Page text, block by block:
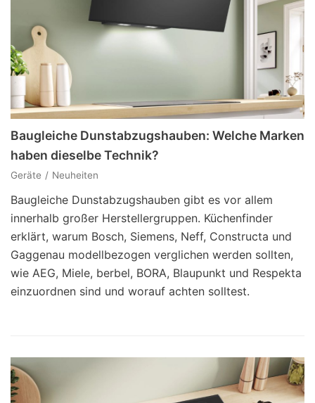
Baugleiche Dunstabzugshauben: Welche Marken
haben dieselbe Technik?
Geräte Neuheiten
Baugleiche Dunstabzugshauben gibt es vor allem
innerhalb großer Herstellergruppen. Küchenfinder
erklärt, warum Bosch, Siemens, Neff, Constructa und
Gaggenau modellbezogen verglichen werden sollten,
wie AEG, Miele, berbel, BORA, Blaupunkt und Respekta
einzuordnen sind und worauf achten solltest.